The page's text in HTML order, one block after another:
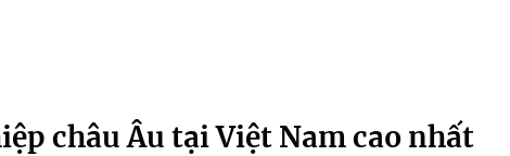
Infographic
châu Âu tại Việt Nam cao nhất